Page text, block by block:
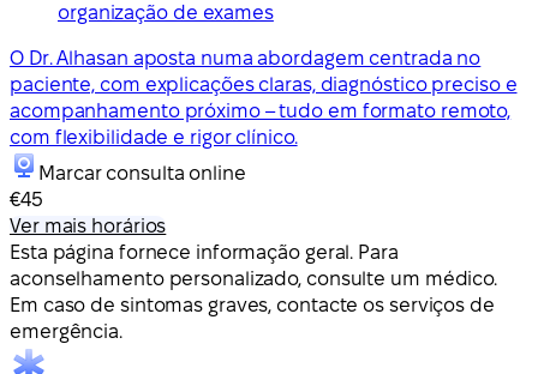
organização de exames
O Dr. Alhasan aposta numa abordagem centrada no
paciente, com explicações claras, diagnóstico preciso e
acompanhamento próximo – tudo em formato remoto,
com flexibilidade e rigor clínico.
Marcar consulta online
€45
Ver mais horários
Esta página fornece informação geral. Para
aconselhamento personalizado, consulte um médico.
Em caso de sintomas graves, contacte os serviços de
emergência.